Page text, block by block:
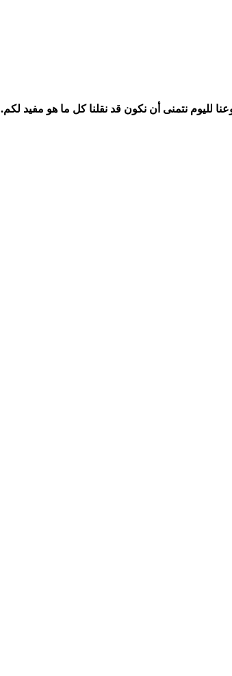
لليوم نتمنى أن نكون قد نقلنا كل ما هو مفيد لكم.